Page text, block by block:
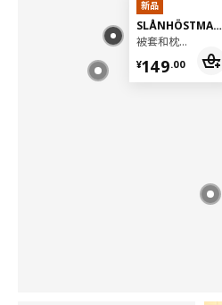
新品
SLÅNHÖSTMAL 斯隆霍冒
被套和枕套, 150x200/50x80 厘米
¥149.00
¥ 149.00